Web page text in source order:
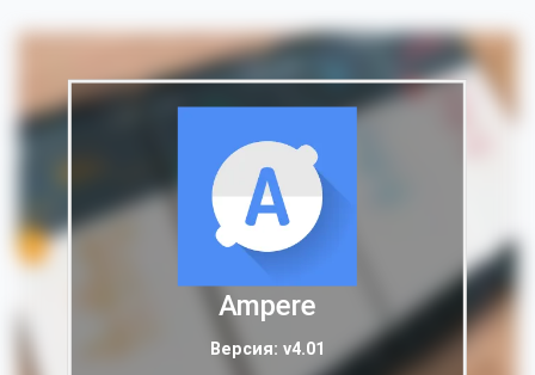
Ampere
Версия: v4.01